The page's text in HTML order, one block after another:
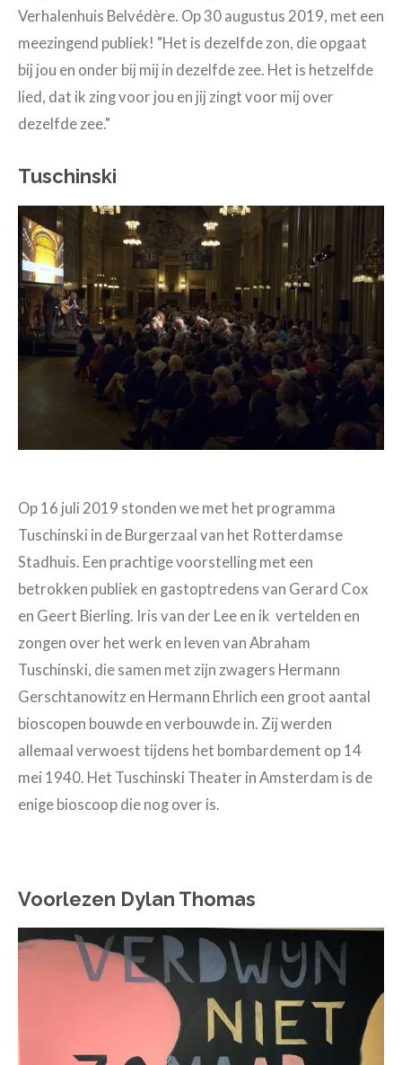
Verhalenhuis Belvédère. Op 30 augustus 2019, met een
meezingend publiek! "Het is dezelfde zon, die opgaat
bij jou en onder bij mij in dezelfde zee. Het is hetzelfde
lied, dat ik zing voor jou en jij zingt voor mij over
dezelfde zee."
Tuschinski
Op 16 juli 2019 stonden we met het programma
Tuschinski in de Burgerzaal van het Rotterdamse
Stadhuis. Een prachtige voorstelling met een
betrokken publiek en gastoptredens van Gerard Cox
en Geert Bierling. Iris van der Lee en ik vertelden en
zongen over het werk en leven van Abraham
Tuschinski, die samen met zijn zwagers Hermann
Gerschtanowitz en Hermann Ehrlich een groot aantal
bioscopen bouwde en verbouwde in. Zij werden
allemaal verwoest tijdens het bombardement op 14
mei 1940. Het Tuschinski Theater in Amsterdam is de
enige bioscoop die nog over is.
Voorlezen Dylan Thomas